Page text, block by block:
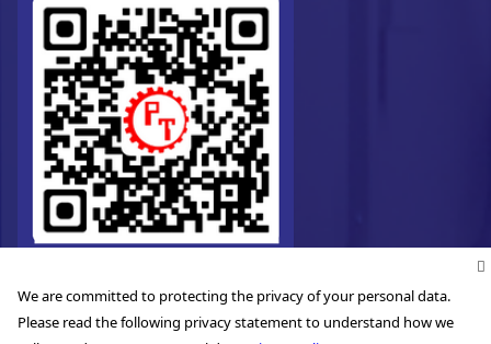
We are committed to protecting the privacy of your personal data.
Please read the following privacy statement to understand how we